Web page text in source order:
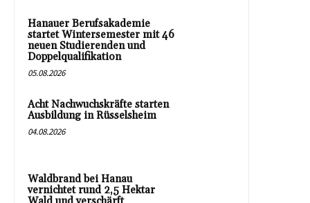
Hanauer Berufsakademie
startet Wintersemester mit 46
neuen Studierenden und
Doppelqualifikation
05.08.2026
Acht Nachwuchskräfte starten
Ausbildung in Rüsselsheim
04.08.2026
Waldbrand bei Hanau
vernichtet rund 2,5 Hektar